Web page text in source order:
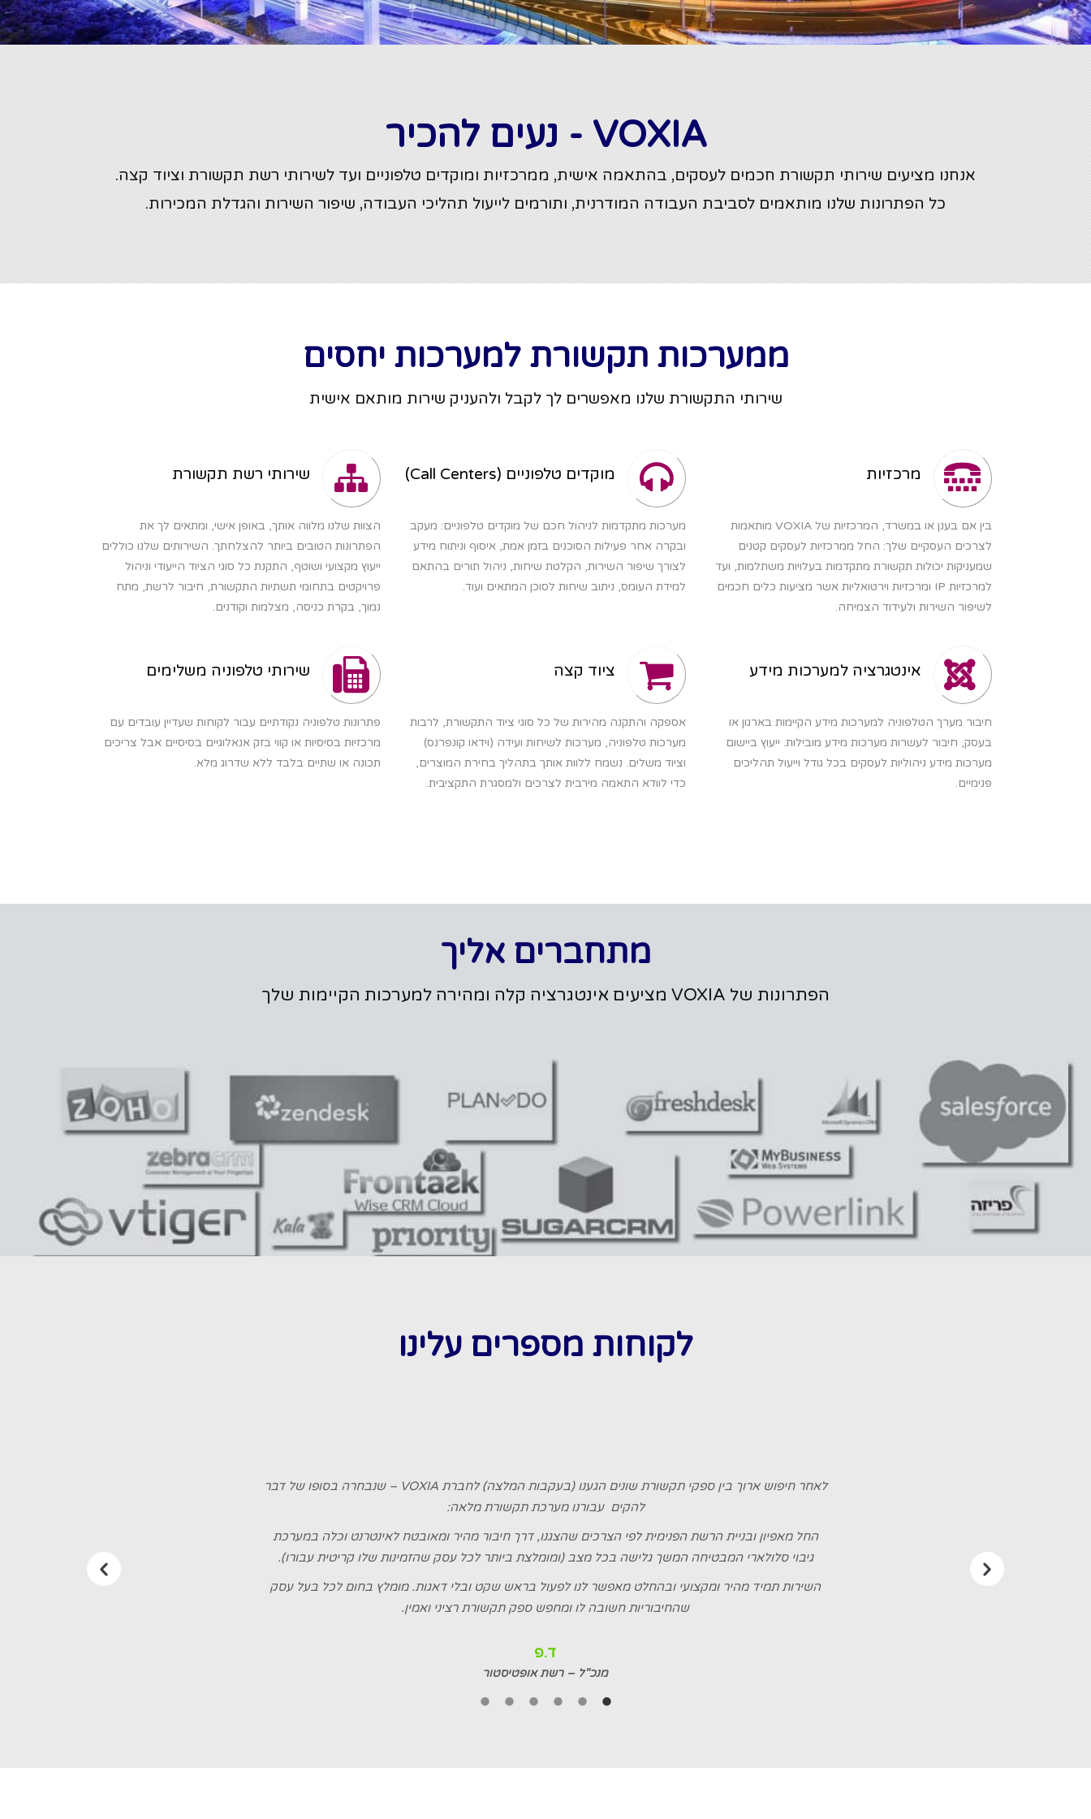
VOXIA - נעים להכיר
אנחנו מציעים שירותי תקשורת חכמים לעסקים, בהתאמה אישית, ממרכזיות ומוקדים טלפוניים ועד לשירותי רשת תקשורת וציוד קצה.
כל הפתרונות שלנו מותאמים לסביבת העבודה המודרנית, ותורמים לייעול תהליכי העבודה, שיפור השירות והגדלת המכירות.
ממערכות תקשורת למערכות יחסים
שירותי התקשורת שלנו מאפשרים לך לקבל ולהעניק שירות מותאם אישית
שירותי רשת תקשורת
הצוות שלנו מלווה אותך, באופן אישי, ומתאים לך את
הפתרונות הטובים ביותר להצלחתך. השירותים שלנו כוללים
ייעוץ מקצועי ושוטף, התקנת כל סוגי הציוד הייעודי וניהול
פרויקטים בתחומי תשתיות התקשורת, חיבור לרשת, מתח
נמוך, בקרת כניסה, מצלמות וקודנים.
מוקדים טלפוניים (Call Centers)
מערכות מתקדמות לניהול חכם של מוקדים טלפוניים: מעקב
ובקרה אחר פעילות הסוכנים בזמן אמת, איסוף וניתוח מידע
לצורך שיפור השירות, הקלטת שיחות, ניהול תורים בהתאם
למידת העומס, ניתוב שיחות לסוכן המתאים ועוד.
מרכזיות
בין אם בענן או במשרד, המרכזיות של VOXIA מותאמות
לצרכים העסקיים שלך: החל ממרכזיות לעסקים קטנים
שמעניקות יכולות תקשורת מתקדמות בעלויות משתלמות, ועד
למרכזיות IP ומרכזיות וירטואליות אשר מציעות כלים חכמים
לשיפור השירות ולעידוד הצמיחה.
שירותי טלפוניה משלימים
פתרונות טלפוניה נקודתיים עבור לקוחות שעדיין עובדים עם
מרכזיות בסיסיות או קווי בזק אנאלוגיים בסיסיים אבל צריכים
תכונה או שתיים בלבד ללא שדרוג מלא.
ציוד קצה
אספקה והתקנה מהירות של כל סוגי ציוד התקשורת, לרבות
מערכות טלפוניה, מערכות לשיחות ועידה (וידאו קונפרנס)
וציוד משלים. נשמח ללוות אותך בתהליך בחירת המוצרים,
כדי לוודא התאמה מירבית לצרכים ולמסגרת התקציבית.
אינטגרציה למערכות מידע
חיבור מערך הטלפוניה למערכות מידע הקיימות בארגון או
בעסק, חיבור לעשרות מערכות מידע מובילות. ייעוץ ביישום
מערכות מידע ניהוליות לעסקים בכל גודל וייעול תהליכים
פנימיים.
מתחברים אליך
הפתרונות של VOXIA מציעים אינטגרציה קלה ומהירה למערכות הקיימות שלך
לקוחות מספרים עלינו
לאחר חיפוש ארוך בין ספקי תקשורת שונים הגענו (בעקבות המלצה) לחברתVOXIA – שנבחרה בסופו של דבר
להקים עבורנו מערכת תקשורת מלאה:
החל מאפיון ובניית הרשת הפנימית לפי הצרכים שהצגנו, דרך חיבור מהיר ומאובטח לאינטרנט וכלה במערכת
גיבוי סלולארי המבטיחה המשך גלישה בכל מצב (ומומלצת ביותר לכל עסק שהזמינות שלו קריטית עבורו).
השירות תמיד מהיר ומקצועי ובהחלט מאפשר לנו לפעול בראש שקט ובלי דאגות. מומלץ בחום לכל בעל עסק
שהחיבוריות חשובה לו ומחפש ספק תקשורת רציני ואמין.
ד.פ
מנכ"ל – רשת אופטיסטור